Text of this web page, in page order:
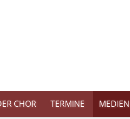
CHOR TERMINE MEDIEN